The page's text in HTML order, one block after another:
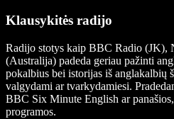
Klausykitės radijo
Radijo stotys kaip BBC Radio (JK),
(Australija) padeda geriau pažinti
pokalbius bei istorijas iš anglakalbių
valgydami ar tvarkydamiesi.
BBC Six Minute English ar
programos.